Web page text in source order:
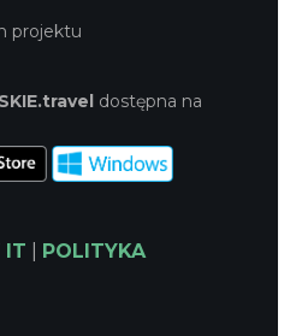
projektu
dostępna na
IT
POLITYKA